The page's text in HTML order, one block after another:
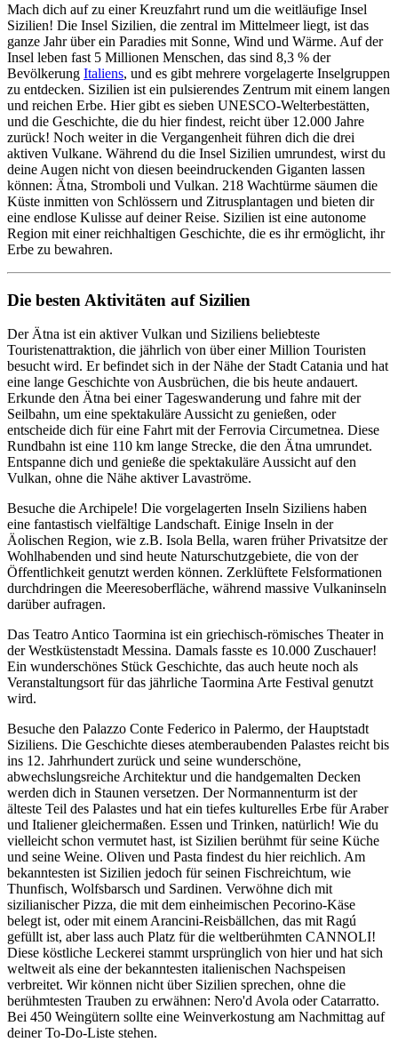
Mach dich auf zu einer Kreuzfahrt rund um die weitläufige Insel
Sizilien! Die Insel Sizilien, die zentral im Mittelmeer liegt, ist das
ganze Jahr über ein Paradies mit Sonne, Wind und Wärme. Auf der
Insel leben fast 5 Millionen Menschen, das sind 8,3 % der
Bevölkerung Italiens, und es gibt mehrere vorgelagerte Inselgruppen
zu entdecken. Sizilien ist ein pulsierendes Zentrum mit einem langen
und reichen Erbe. Hier gibt es sieben UNESCO-Welterbestätten,
und die Geschichte, die du hier findest, reicht über 12.000 Jahre
zurück! Noch weiter in die Vergangenheit führen dich die drei
aktiven Vulkane. Während du die Insel Sizilien umrundest, wirst du
deine Augen nicht von diesen beeindruckenden Giganten lassen
können: Ätna, Stromboli und Vulkan. 218 Wachtürme säumen die
Küste inmitten von Schlössern und Zitrusplantagen und bieten dir
eine endlose Kulisse auf deiner Reise. Sizilien ist eine autonome
Region mit einer reichhaltigen Geschichte, die es ihr ermöglicht, ihr
Erbe zu bewahren.
Die besten Aktivitäten auf Sizilien
Der Ätna ist ein aktiver Vulkan und Siziliens beliebteste
Touristenattraktion, die jährlich von über einer Million Touristen
besucht wird. Er befindet sich in der Nähe der Stadt Catania und hat
eine lange Geschichte von Ausbrüchen, die bis heute andauert.
Erkunde den Ätna bei einer Tageswanderung und fahre mit der
Seilbahn, um eine spektakuläre Aussicht zu genießen, oder
entscheide dich für eine Fahrt mit der Ferrovia Circumetnea. Diese
Rundbahn ist eine 110 km lange Strecke, die den Ätna umrundet.
Entspanne dich und genieße die spektakuläre Aussicht auf den
Vulkan, ohne die Nähe aktiver Lavaströme.
Besuche die Archipele! Die vorgelagerten Inseln Siziliens haben
eine fantastisch vielfältige Landschaft. Einige Inseln in der
Äolischen Region, wie z.B. Isola Bella, waren früher Privatsitze der
Wohlhabenden und sind heute Naturschutzgebiete, die von der
Öffentlichkeit genutzt werden können. Zerklüftete Felsformationen
durchdringen die Meeresoberfläche, während massive Vulkaninseln
darüber aufragen.
Das Teatro Antico Taormina ist ein griechisch-römisches Theater in
der Westküstenstadt Messina. Damals fasste es 10.000 Zuschauer!
Ein wunderschönes Stück Geschichte, das auch heute noch als
Veranstaltungsort für das jährliche Taormina Arte Festival genutzt
wird.
Besuche den Palazzo Conte Federico in Palermo, der Hauptstadt
Siziliens. Die Geschichte dieses atemberaubenden Palastes reicht bis
ins 12. Jahrhundert zurück und seine wunderschöne,
abwechslungsreiche Architektur und die handgemalten Decken
werden dich in Staunen versetzen. Der Normannenturm ist der
älteste Teil des Palastes und hat ein tiefes kulturelles Erbe für Araber
und Italiener gleichermaßen. Essen und Trinken, natürlich! Wie du
vielleicht schon vermutet hast, ist Sizilien berühmt für seine Küche
und seine Weine. Oliven und Pasta findest du hier reichlich. Am
bekanntesten ist Sizilien jedoch für seinen Fischreichtum, wie
Thunfisch, Wolfsbarsch und Sardinen. Verwöhne dich mit
sizilianischer Pizza, die mit dem einheimischen Pecorino-Käse
belegt ist, oder mit einem Arancini-Reisbällchen, das mit Ragú
gefüllt ist, aber lass auch Platz für die weltberühmten CANNOLI!
Diese köstliche Leckerei stammt ursprünglich von hier und hat sich
weltweit als eine der bekanntesten italienischen Nachspeisen
verbreitet. Wir können nicht über Sizilien sprechen, ohne die
berühmtesten Trauben zu erwähnen: Nero'd Avola oder Catarratto.
Bei 450 Weingütern sollte eine Weinverkostung am Nachmittag auf
deiner To-Do-Liste stehen.